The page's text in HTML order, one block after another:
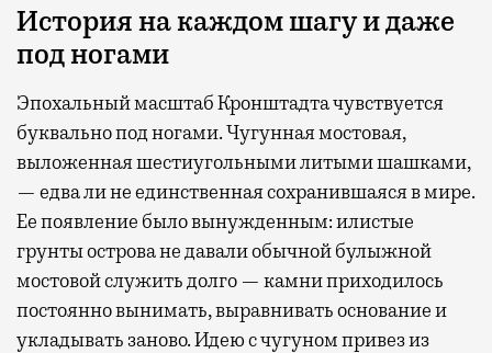
История на каждом шагу и даже
под ногами
Эпохальный масштаб Кронштадта чувствуется
буквально под ногами. Чугунная мостовая,
выложенная шестиугольными литыми шашками,
— едва ли не единственная сохранившаяся в мире.
Ее появление было вынужденным: илистые
грунты острова не давали обычной булыжной
мостовой служить долго — камни приходилось
постоянно вынимать, выравнивать основание и
укладывать заново. Идею с чугуном привез из